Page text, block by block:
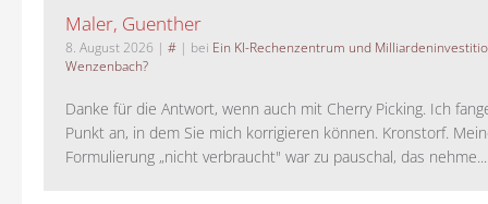
Maler, Guenther
8. August 2026 | # | bei Ein KI-Rechenzentrum und
Wenzenbach?
Danke für die Antwort, wenn auch mit Cherry Picking. Ich
Punkt an, in dem Sie mich korrigieren können. Kronstorf.
Formulierung „nicht verbraucht" war zu pauschal, das nehme...